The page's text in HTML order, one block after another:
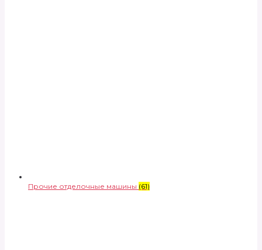
Прочие отделочные машины (61)